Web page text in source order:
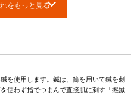
をもっと見る
を使用します。鍼は、筒を用いて鍼を刺
使わず指でつまんで直接肌に刺す「撚鍼